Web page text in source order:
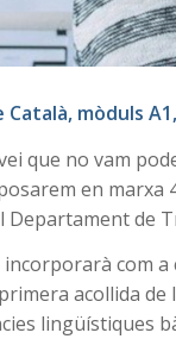
Català, mòduls
que no vam
en marxa
de
incorporarà com
acollida
lingüístiques